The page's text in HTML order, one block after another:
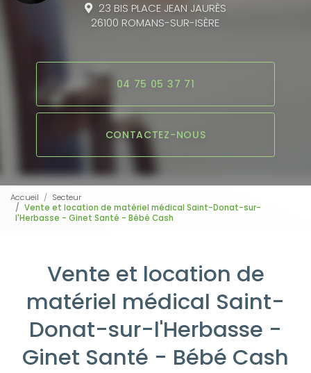
23 BIS PLACE JEAN JAURÈS
26100 ROMANS-SUR-ISÈRE
04 75 05 37 71
CONTACTEZ-NOUS
Accueil
Secteur
Vente et location de matériel médical Saint-Donat-sur-
l'Herbasse - Ginet Santé - Bébé Cash
Vente et location de
matériel médical Saint-
Donat-sur-l'Herbasse -
Ginet Santé - Bébé Cash